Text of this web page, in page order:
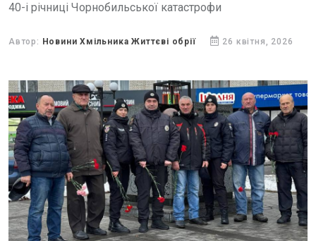
40-і річниці Чорнобильської катастрофи
Автор: Новини Хмільника Життєві обрії 26 квітня, 2026